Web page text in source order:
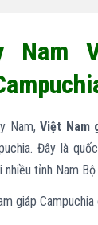
Nam
Nam,Việt Nam
Đây là
nhiều tỉnh Nam
giáp Campuchia